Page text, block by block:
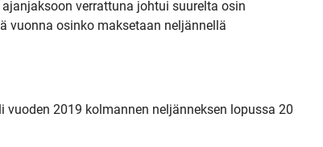
verrattuna johtui suurelta osin
vuonna osinko maksetaan neljännellä
vuoden 2019 kolmannen neljänneksen lopussa 20